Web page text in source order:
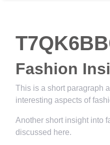
Fashion
This is a short paragraph
interesting aspects of
Another short insight into
discussed here.